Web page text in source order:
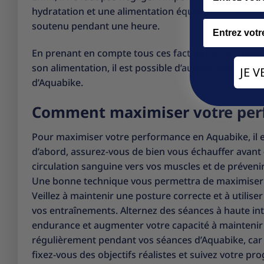
hydratation et une alimentation équilibrée
soutenu pendant une heure.
En prenant en compte tous ces facteurs et en
son alimentation, il est possible d’augmenter
d’Aquabike.
Comment maximiser votre
Pour maximiser votre performance en Aquabike, il
d’abord, assurez-vous de bien vous échauffer
circulation sanguine vers vos muscles et de
Une bonne technique vous permettra de maximiser
Veillez à maintenir une posture correcte et à
vos entraînements. Alternez des séances à haute
endurance et augmenter votre capacité à
régulièrement pendant vos séances d’Aquabike,
fixez-vous des objectifs réalistes et suivez votre
Email
JE